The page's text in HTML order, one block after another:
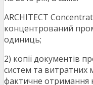
ARCHITECT
концентрований
одиниць;
2) копії документів
систем та витратних
фактичне отримання